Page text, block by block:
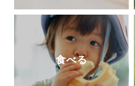
食べる